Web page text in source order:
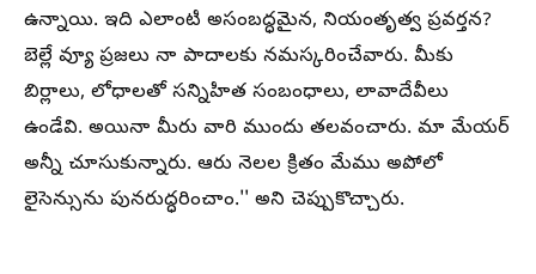
ఉన్నాయి. ఇది ఎలాంటి అసంబద్ధమైన, నియంతృత్వ ప్రవర్తన?
బెల్లే వ్యూ ప్రజలు నా పాదాలకు నమస్కరించేవారు. మీకు
బిర్లాలు, లోధాలతో సన్నిహిత సంబంధాలు, లావాదేవీలు
ఉండేవి. అయినా మీరు వారి ముందు తలవంచారు. మా మేయర్
అన్నీ చూసుకున్నారు. ఆరు నెలల క్రితం మేము అపోలో
లైసెన్సును పునరుద్ధరించాం.'' అని చెప్పుకొచ్చారు.